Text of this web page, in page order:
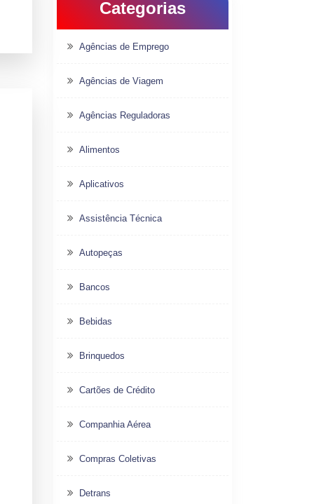
Categorias
Agências de Emprego
Agências de Viagem
Agências Reguladoras
Alimentos
Aplicativos
Assistência Técnica
Autopeças
Bancos
Bebidas
Brinquedos
Cartões de Crédito
Companhia Aérea
Compras Coletivas
Detrans